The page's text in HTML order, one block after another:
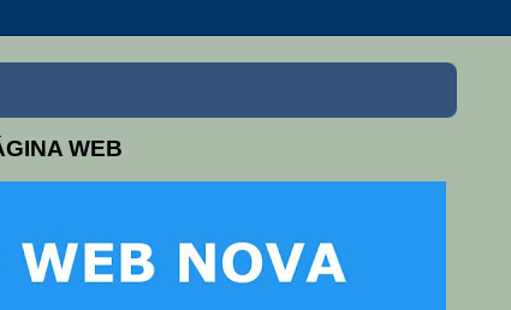
WEB